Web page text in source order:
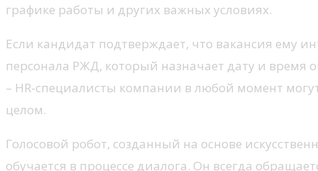
графике работы и других важных условиях.
Если кандидат подтверждает, что вакансия ему
персонала РЖД, который назначает дату и время
– HR-специалисты компании в любой момент
целом.
Голосовой робот, созданный на основе
обучается в процессе диалога. Он всегда